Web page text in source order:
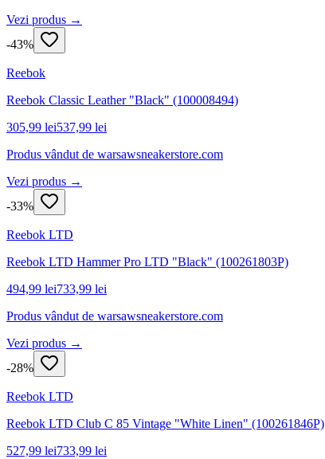
Vezi produs →
-43%
Reebok
Reebok Classic Leather "Black" (100008494)
305,99 lei537,99 lei
Produs vândut de warsawsneakerstore.com
Vezi produs →
-33%
Reebok LTD
Reebok LTD Hammer Pro LTD "Black" (100261803P)
494,99 lei733,99 lei
Produs vândut de warsawsneakerstore.com
Vezi produs →
-28%
Reebok LTD
Reebok LTD Club C 85 Vintage "White Linen" (100261846P)
527,99 lei733,99 lei